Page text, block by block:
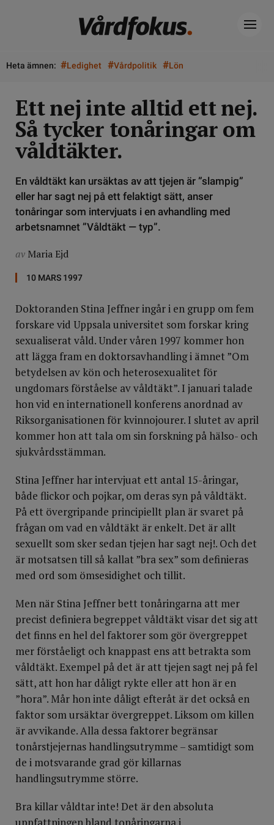
Heta ämnen: #Ledighet #Vårdpolitik #Lön
Ett nej inte alltid ett nej.
Så tycker tonåringar om
våldtäkter.
En våldtäkt kan ursäktas av att tjejen är ”slampig”
eller har sagt nej på ett felaktigt sätt, anser
tonåringar som intervjuats i en avhandling med
arbetsnamnet ”Våldtäkt — typ”.
av Maria Ejd
10 MARS 1997
Doktoranden Stina Jeffner ingår i en grupp om fem
forskare vid Uppsala universitet som forskar kring
sexualiserat våld. Under våren 1997 kommer hon
att lägga fram en doktorsavhandling i ämnet ”Om
betydelsen av kön och heterosexualitet för
ungdomars förståelse av våldtäkt”. I januari talade
hon vid en internationell konferens anordnad av
Riksorganisationen för kvinnojourer. I slutet av april
kommer hon att tala om sin forskning på hälso- och
sjukvårdsstämman.
Stina Jeffner har intervjuat ett antal 15-åringar,
både flickor och pojkar, om deras syn på våldtäkt.
På ett övergripande principiellt plan är svaret på
frågan om vad en våldtäkt är enkelt. Det är allt
sexuellt som sker sedan tjejen har sagt nej!. Och det
är motsatsen till så kallat ”bra sex” som definieras
med ord som ömsesidighet och tillit.
Men när Stina Jeffner bett tonåringarna att mer
precist definiera begreppet våldtäkt visar det sig att
det finns en hel del faktorer som gör övergreppet
mer förståeligt och knappast ens att betrakta som
våldtäkt. Exempel på det är att tjejen sagt nej på fel
sätt, att hon har dåligt rykte eller att hon är en
”hora”. Mår hon inte dåligt efteråt är det också en
faktor som ursäktar övergreppet. Liksom om killen
är avvikande. Alla dessa faktorer begränsar
tonårstjejernas handlingsutrymme – samtidigt som
de i motsvarande grad gör killarnas
handlingsutrymme större.
Bra killar våldtar inte! Det är den absoluta